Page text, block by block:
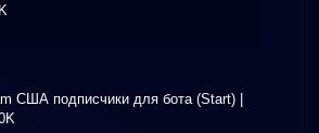
США подписчики для бота (Start) |